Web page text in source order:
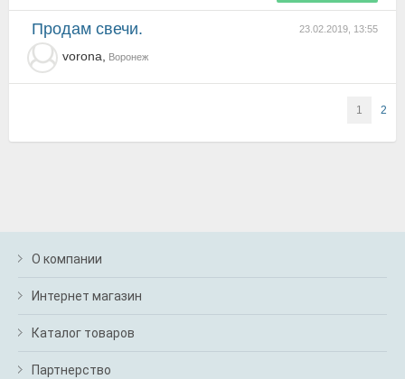
23.02.2019, 13:55
Продам свечи.
vorona, Воронеж
1 2
О компании
Интернет магазин
Каталог товаров
Партнерство